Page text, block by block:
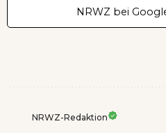
NRWZ bei
NRWZ-Redaktion